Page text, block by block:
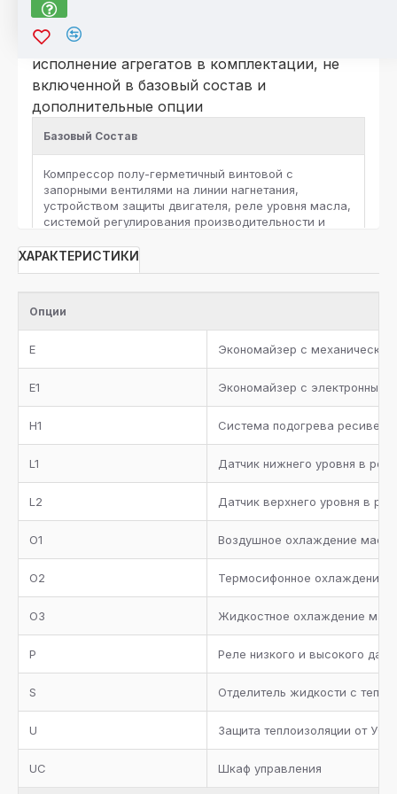
*Для компрессоров серии HSK\HSN
По отдельному запросу возможно
исполнение агрегатов в комплектации, не
включенной в базовый состав и
дополнительные опции
Базовый Состав
Компрессор полу-герметичный винтовой c
запорными вентилями на линии нагнетания,
устройством защиты двигателя, реле уровня масла,
системой регулирования производительности и
каждый компрессор
предохранительным клапаном, жидкостная линия с
электронным расширительным вентилем для
каждого контура хладагента
Кожух-трубный испаритель с теплоизоляцией, реле
протока, сервисные вентили для дренажа и сброса
воздуха
Трубопровод всасывания с теплоизоляцией
Металлическая окрашенная рама
Манометры высокого и низкого давления
Коллектор всасывания с теплоизоляцией
Два предохранительных клапана с трехходовым
вентилем на ресивере хладагента
Запорные вентили на агрегате
Отделитель масла с нагревателем, термостатом,
реле низкого уровня масла, предохранительным
ХАРАКТЕРИСТИКИ
Опции
E Экономайзер с
E1 Экономайзер с электронным
H1 Система подогрева ресивера
L1 Датчик нижнего уровня в
L2 Датчик верхнего уровня в
O1 Воздушное охлаждение масла
O2 Термосифонное охлаждение
O3 Жидкостное охлаждение
P Реле низкого и высокого
S Отделитель жидкости с
U Защита теплоизоляции от УФ
UC Шкаф управления